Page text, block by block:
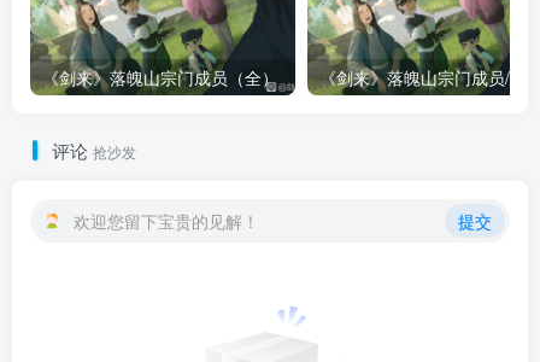
《剑来》落魄山宗门成员（全）
评论 抢沙发
欢迎您留下宝贵的见解！ 提交